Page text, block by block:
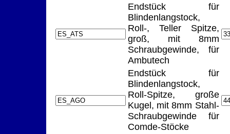
Endstück für
Blindenlangstock,
Roll-, Teller Spitze,
groß, mit 8mm
Schraubgewinde, für
Ambutech
Endstück für
Blindenlangstock,
Roll-Spitze, große
Kugel, mit 8mm Stahl-
Schraubgewinde für
Comde-Stöcke